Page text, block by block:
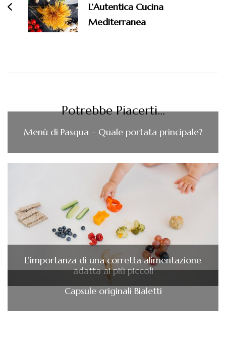
L’Autentica Cucina
Mediterranea
Potrebbe Piacerti...
Menù di Pasqua – Quale portata principale?
L’importanza di una corretta alimentazione
adatta ai più piccoli
Capsule originali Bialetti